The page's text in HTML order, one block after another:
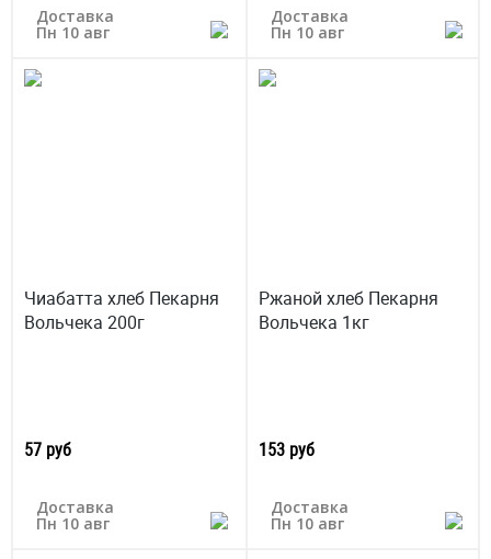
Доставка
Пн 10 авг
Доставка
Пн 10 авг
Чиабатта хлеб Пекарня
Вольчека 200г
57 руб
Доставка
Пн 10 авг
Ржаной хлеб Пекарня
Вольчека 1кг
153 руб
Доставка
Пн 10 авг